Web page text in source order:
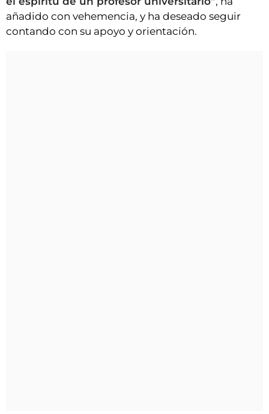
añadido con vehemencia, y ha deseado seguir
contando con su apoyo y orientación.